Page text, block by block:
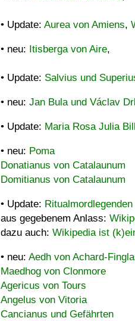
• Update: Aurea von Amiens,
• neu: Itisberga von Aire,
• Update: Salvius und
• neu: Jan Bula und Václav
• Update: Maria Rosa Julia
• neu: Poma
Donatianus von Catalaunum
Domitianus von Catalaunum
• Update: Ritualmordlegenden
aus gegebenem Anlass:
dazu auch: Wikipedia ist
• neu: Aedh von Achard-
Maedhog von Clonmore
Agericus von Tours
Angelus von Vitoria
Cancianus und Gefährten